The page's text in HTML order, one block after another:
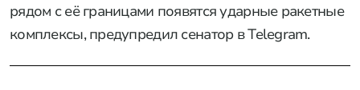
рядом с её границами появятся ударные ракетные
комплексы, предупредил сенатор в Telegram.